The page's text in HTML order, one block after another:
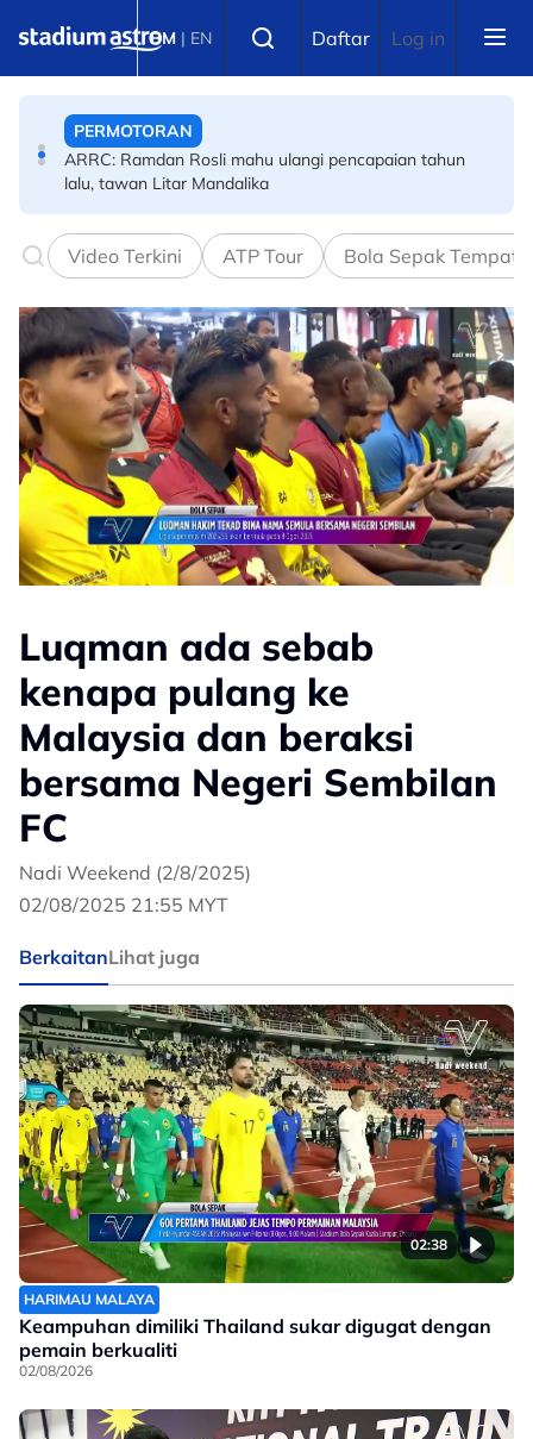
BM | EN Daftar Log in
ARRC: Ramdan Rosli mahu ulangi pencapaian tahun
OLIMPIK
Adakah Malaysia masih perlukan khidmat Azizulhasni
Awang di Sukan Olimpik 2028?
Video Terkini ATP Tour Bola Sepak
Luqman ada sebab
kenapa pulang ke
Malaysia dan beraksi
bersama Negeri Sembilan
FC
Nadi Weekend (2/8/2025)
02/08/2025 21:55 MYT
BerkaitanLihat juga
02:38
HARIMAU MALAYA
Keampuhan dimiliki Thailand sukar digugat dengan
pemain berkualiti
02/08/2026